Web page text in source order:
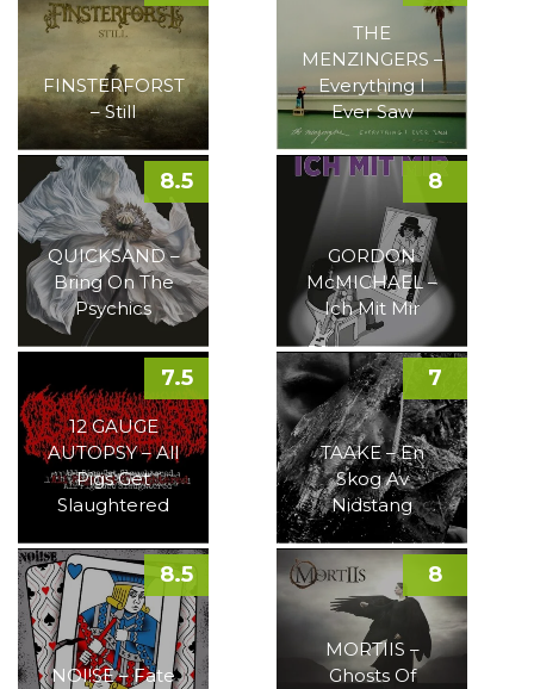
FINSTERFORST
– Still
THE
MENZINGERS –
Everything I
Ever Saw
QUICKSAND –
Bring On The
Psychics
8.5
GORDON
McMICHAEL –
Ich Mit Mir
8
12 GAUGE
AUTOPSY – All
Pigs Get
Slaughtered
7.5
TAAKE – En
Skog Av
Nidstang
7
NOI!SE – Fate
8.5
MORTIIS –
Ghosts Of
8